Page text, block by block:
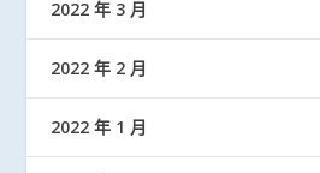
2022 年 3 月
2022 年 2 月
2022 年 1 月